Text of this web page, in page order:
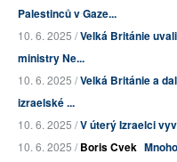
Palestinců v Gaze...
10. 6. 2025 /Velká Británie
ministry Ne...
10. 6. 2025 /Velká Británie a
izraelské ...
10. 6. 2025 /V úterý Izraelci
10. 6. 2025 /Boris Cvek